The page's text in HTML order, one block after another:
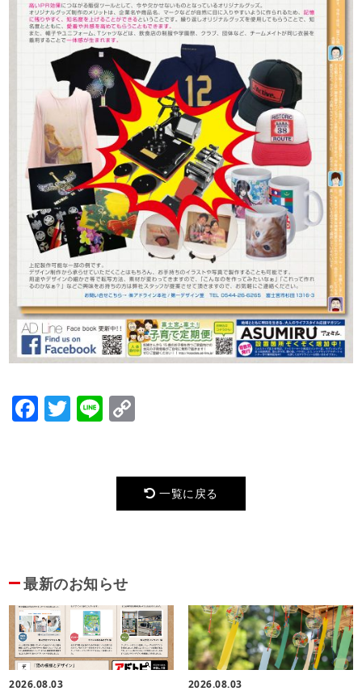
Facebook
Twitter
Line
一覧に戻る
最新のお知らせ
2026.08.03 2026.08.03